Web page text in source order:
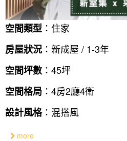
空間類型 ：住家
房屋狀況 ：新成屋 / 1-3年
空間坪數 ：45坪
空間格局 ：4房2廳4衛
設計風格：混搭風
more